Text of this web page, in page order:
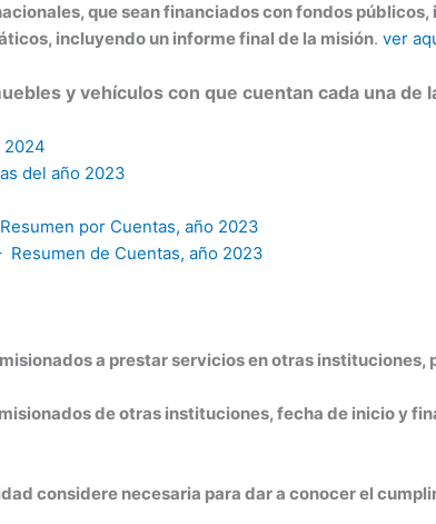
que sean financiados con fondos
incluyendo un informe final de la misión. ver
y vehículos con que cuentan cada una de
2024
del año 2023
por Cuentas, año 2023
de Cuentas, año 2023
a prestar servicios en otras instituciones,
de otras instituciones, fecha de inicio y
considere necesaria para dar a conocer el